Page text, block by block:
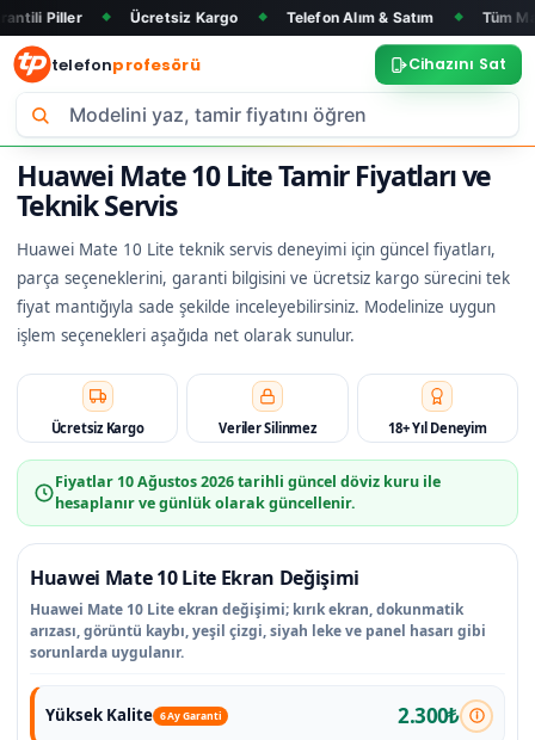
◆ Ücretsiz Kargo ◆ Telefon Alım & Satım ◆ Tüm Marka ve
telefonprofesörü Cihazını Sat
Huawei Mate 10 Lite Tamir Fiyatları ve
Teknik Servis
Huawei Mate 10 Lite teknik servis deneyimi için güncel fiyatları,
parça seçeneklerini, garanti bilgisini ve ücretsiz kargo sürecini tek
fiyat mantığıyla sade şekilde inceleyebilirsiniz. Modelinize uygun
işlem seçenekleri aşağıda net olarak sunulur.
Ücretsiz Kargo Veriler Silinmez 18+ Yıl Deneyim
Fiyatlar 10 Ağustos 2026tarihli güncel döviz kuru ile
hesaplanır ve günlük olarak güncellenir.
Huawei Mate 10 Lite Ekran Değişimi
Huawei Mate 10 Lite ekran değişimi; kırık ekran, dokunmatik
arızası, görüntü kaybı, yeşil çizgi, siyah leke ve panel hasarı gibi
sorunlarda uygulanır.
Yüksek Kalite 6 Ay Garanti 2.300₺